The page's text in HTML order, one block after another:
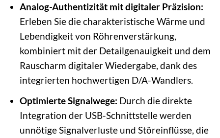
Analog-Authentizität mit digitaler Präzision:
Erleben Sie die charakteristische Wärme und
Lebendigkeit von Röhrenverstärkung,
kombiniert mit der Detailgenauigkeit und dem
Rauscharm digitaler Wiedergabe, dank des
integrierten hochwertigen D/A-Wandlers.
Optimierte Signalwege: Durch die direkte
Integration der USB-Schnittstelle werden
unnötige Signalverluste und Störeinflüsse, die